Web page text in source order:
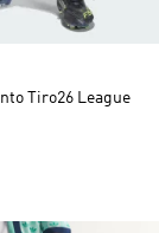
Tiro26 League